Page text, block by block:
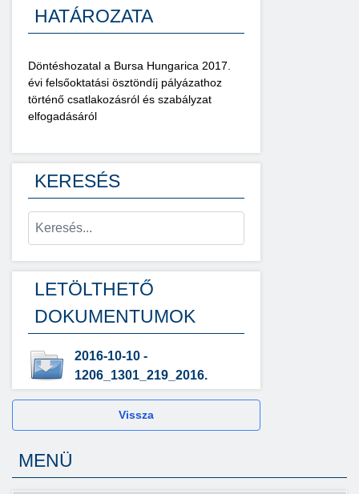
HATÁROZATA
Döntéshozatal a Bursa Hungarica 2017.
évi felsőoktatási ösztöndíj pályázathoz
történő csatlakozásról és szabályzat
elfogadásáról
KERESÉS
LETÖLTHETŐ
DOKUMENTUMOK
2016-10-10 -
1206_1301_219_2016.
Vissza
MENÜ